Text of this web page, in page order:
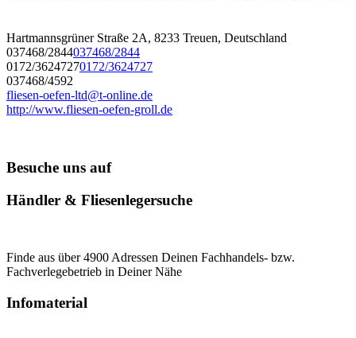
Hartmannsgrüner Straße 2A, 8233 Treuen, Deutschland
037468/2844037468/2844
0172/36247270172/3624727
037468/4592
fliesen-oefen-ltd@t-online.de
http://www.fliesen-oefen-groll.de
Besuche uns auf
Händler & Fliesenlegersuche
Finde aus über 4900 Adressen Deinen Fachhandels- bzw.
Fachverlegebetrieb in Deiner Nähe
Infomaterial